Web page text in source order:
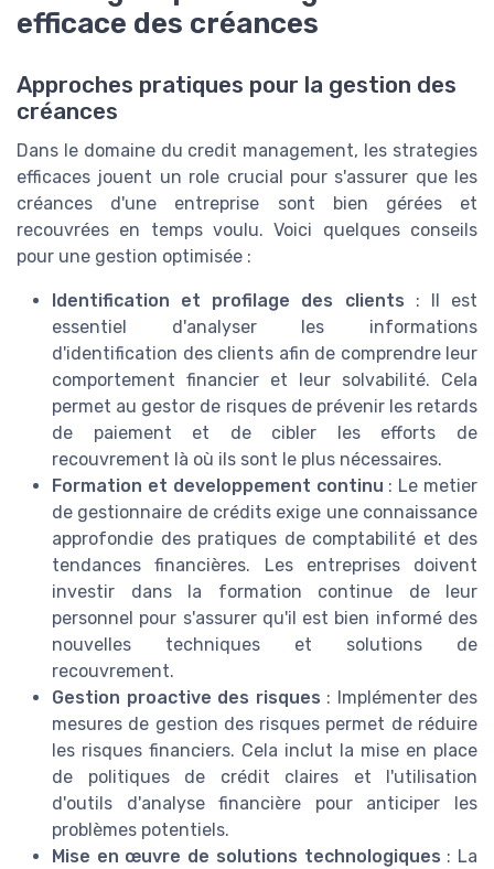
efficace des créances
Approches pratiques pour la gestion des
créances
Dans le domaine du credit management, les strategies
efficaces jouent un role crucial pour s'assurer que les
créances d'une entreprise sont bien gérées et
recouvrées en temps voulu. Voici quelques conseils
pour une gestion optimisée :
Identification et profilage des clients : Il est
essentiel d'analyser les informations
d'identification des clients afin de comprendre leur
comportement financier et leur solvabilité. Cela
permet au gestor de risques de prévenir les retards
de paiement et de cibler les efforts de
recouvrement là où ils sont le plus nécessaires.
Formation et developpement continu : Le metier
de gestionnaire de crédits exige une connaissance
approfondie des pratiques de comptabilité et des
tendances financières. Les entreprises doivent
investir dans la formation continue de leur
personnel pour s'assurer qu'il est bien informé des
nouvelles techniques et solutions de
recouvrement.
Gestion proactive des risques : Implémenter des
mesures de gestion des risques permet de réduire
les risques financiers. Cela inclut la mise en place
de politiques de crédit claires et l'utilisation
d'outils d'analyse financière pour anticiper les
problèmes potentiels.
Mise en œuvre de solutions technologiques : La